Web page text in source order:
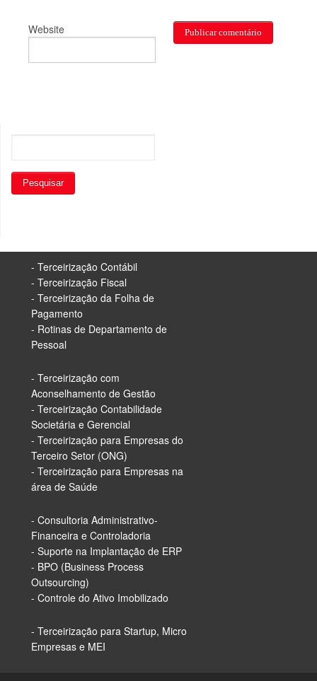
Website
- Terceirização Contábil
- Terceirização Fiscal
- Terceirização da Folha de
Pagamento
- Rotinas de Departamento de
Pessoal
- Terceirização com
Aconselhamento de Gestão
- Terceirização Contabilidade
Societária e Gerencial
- Terceirização para Empresas do
Terceiro Setor (ONG)
- Terceirização para Empresas na
área de Saúde
- Consultoria Administrativo-
Financeira e Controladoria
- Suporte na Implantação de ERP
- BPO (Business Process
Outsourcing)
- Controle do Ativo Imobilizado
- Terceirização para Startup, Micro
Empresas e MEI